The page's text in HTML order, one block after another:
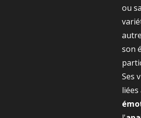
ou
son
Ses
liées